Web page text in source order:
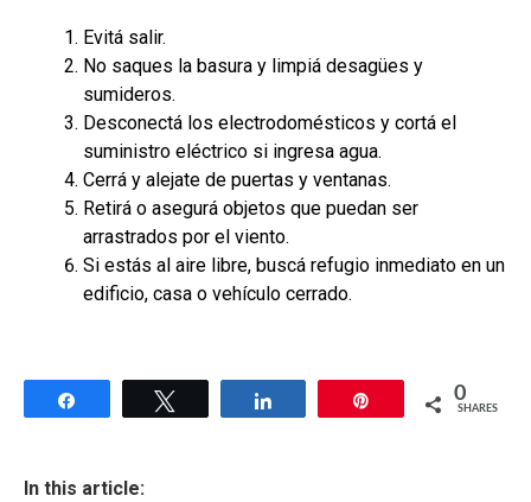
Evitá salir.
No saques la basura y limpiá desagües y
sumideros.
Desconectá los electrodomésticos y cortá el
suministro eléctrico si ingresa agua.
Cerrá y alejate de puertas y ventanas.
Retirá o asegurá objetos que puedan ser
arrastrados por el viento.
Si estás al aire libre, buscá refugio inmediato en un
edificio, casa o vehículo cerrado.
0
SHARES
In this article: